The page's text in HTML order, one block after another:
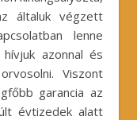
általuk végzett
lenne
azonnal és
Viszont
garancia az
évtizedek alatt